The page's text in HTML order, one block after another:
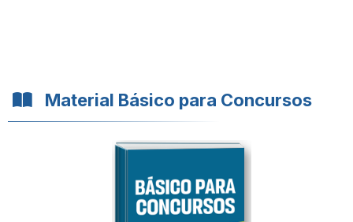
Material Básico para Concursos